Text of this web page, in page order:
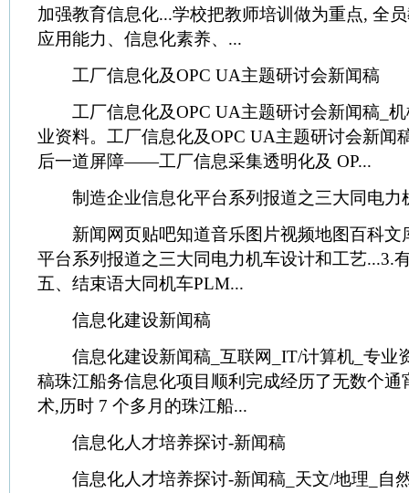
加强教育信息化...学校把教师培训做为重点, 全
应用能力、信息化素养、...
工厂信息化及OPC UA主题研讨会新闻稿
工厂信息化及OPC UA主题研讨会新闻稿_机
业资料。工厂信息化及OPC UA主题研讨会新闻
后一道屏障——工厂信息采集透明化及 OP...
制造企业信息化平台系列报道之三大同电力
新闻网页贴吧知道音乐图片视频地图百科文
平台系列报道之三大同电力机车设计和工艺...3.
五、结束语大同机车PLM...
信息化建设新闻稿
信息化建设新闻稿_互联网_IT/计算机_专业
稿珠江船务信息化项目顺利完成经历了无数个通
术,历时 7 个多月的珠江船...
信息化人才培养探讨-新闻稿
信息化人才培养探讨-新闻稿_天文/地理_自